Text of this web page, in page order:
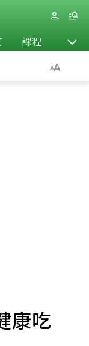
課程 退休
康吃